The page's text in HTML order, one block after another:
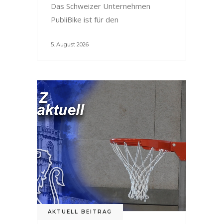
Das Schweizer Unternehmen
PubliBike ist für den
5. August 2026
AKTUELL BEITRAG